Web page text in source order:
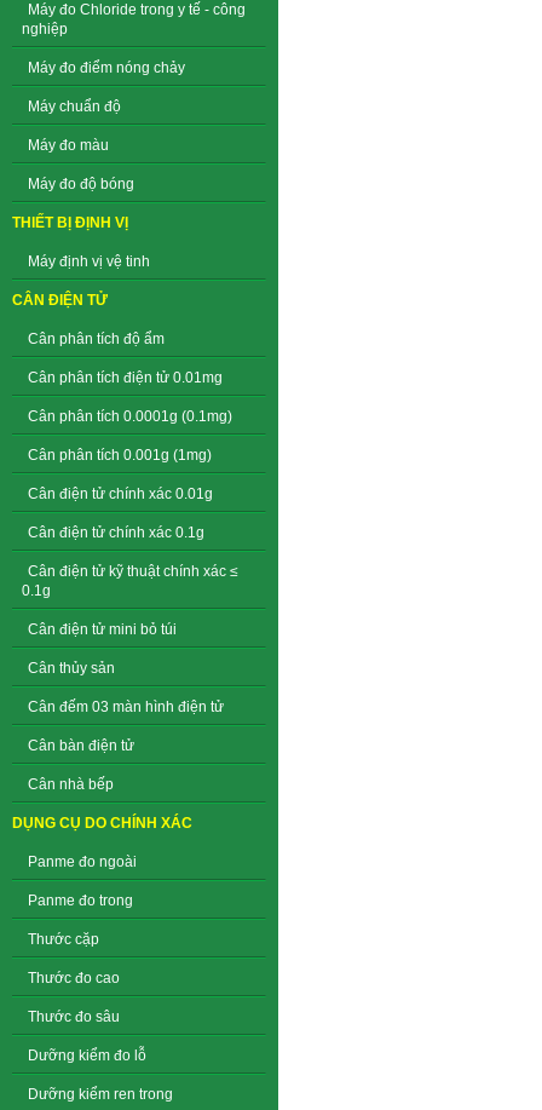
Máy đo Chloride trong y tế - công
nghiệp
Máy đo điểm nóng chảy
Máy chuẩn độ
Máy đo màu
Máy đo độ bóng
THIẾT BỊ ĐỊNH VỊ
Máy định vị vệ tinh
CÂN ĐIỆN TỬ
Cân phân tích độ ẩm
Cân phân tích điện tử 0.01mg
Cân phân tích 0.0001g (0.1mg)
Cân phân tích 0.001g (1mg)
Cân điện tử chính xác 0.01g
Cân điện tử chính xác 0.1g
Cân điện tử kỹ thuật chính xác ≤
0.1g
Cân điện tử mini bỏ túi
Cân thủy sản
Cân đếm 03 màn hình điện tử
Cân bàn điện tử
Cân nhà bếp
DỤNG CỤ DO CHÍNH XÁC
Panme đo ngoài
Panme đo trong
Thước cặp
Thước đo cao
Thước đo sâu
Dưỡng kiểm đo lỗ
Dưỡng kiểm ren trong